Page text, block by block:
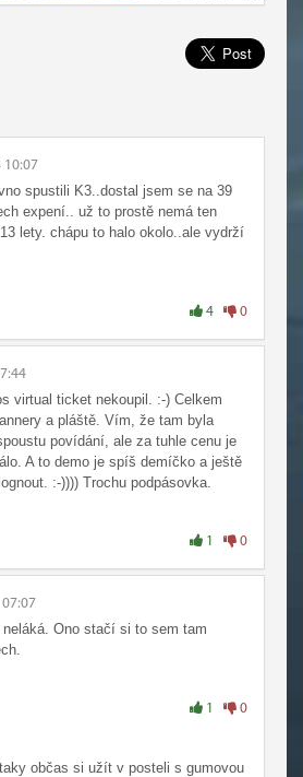
10:07
spustili K3..dostal jsem se na 39
expení.. už to prostě nemá ten
lety. chápu to halo okolo..ale vydrží
4 0
virtual ticket nekoupil. :-) Celkem
a pláště. Vím, že tam byla
povídání, ale za tuhle cenu je
A to demo je spíš demíčko a ještě
:-)))) Trochu podpásovka.
1 0
neláká. Ono stačí si to sem tam
1 0
občas si užít v posteli s gumovou